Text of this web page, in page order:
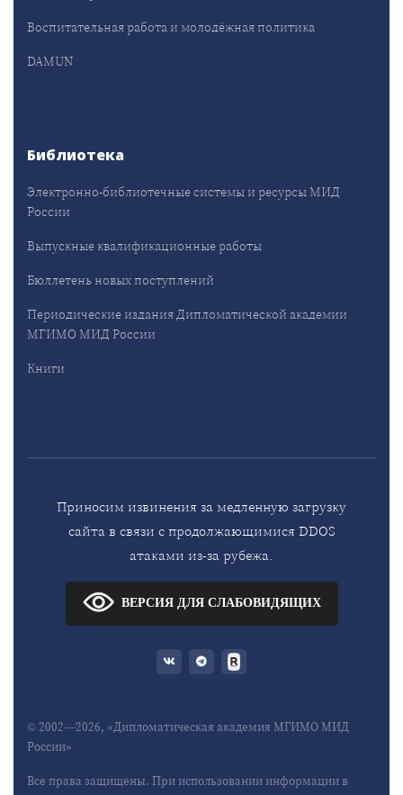
Воспитательная работа и молодёжная политика
DAMUN
Библиотека
Электронно-библиотечные системы и ресурсы МИД
России
Выпускные квалификационные работы
Бюллетень новых поступлений
Периодические издания Дипломатической академии
МГИМО МИД России
Книги
Приносим извинения за медленную загрузку
сайта в связи с продолжающимися DDOS
атаками из-за рубежа.
ВЕРСИЯ ДЛЯ СЛАБОВИДЯЩИХ
© 2002—2026, «Дипломатическая академия МГИМО МИД
России»
Все права защищены. При использовании информации в